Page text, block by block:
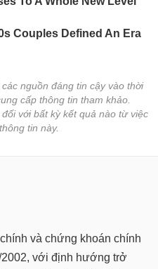
nguồn đáng tin cậy vào thời
cấp thông tin tham khảo.
với bất kỳ kết quả nào từ việc
tin này.
và chứng khoán chính
với định hướng trở